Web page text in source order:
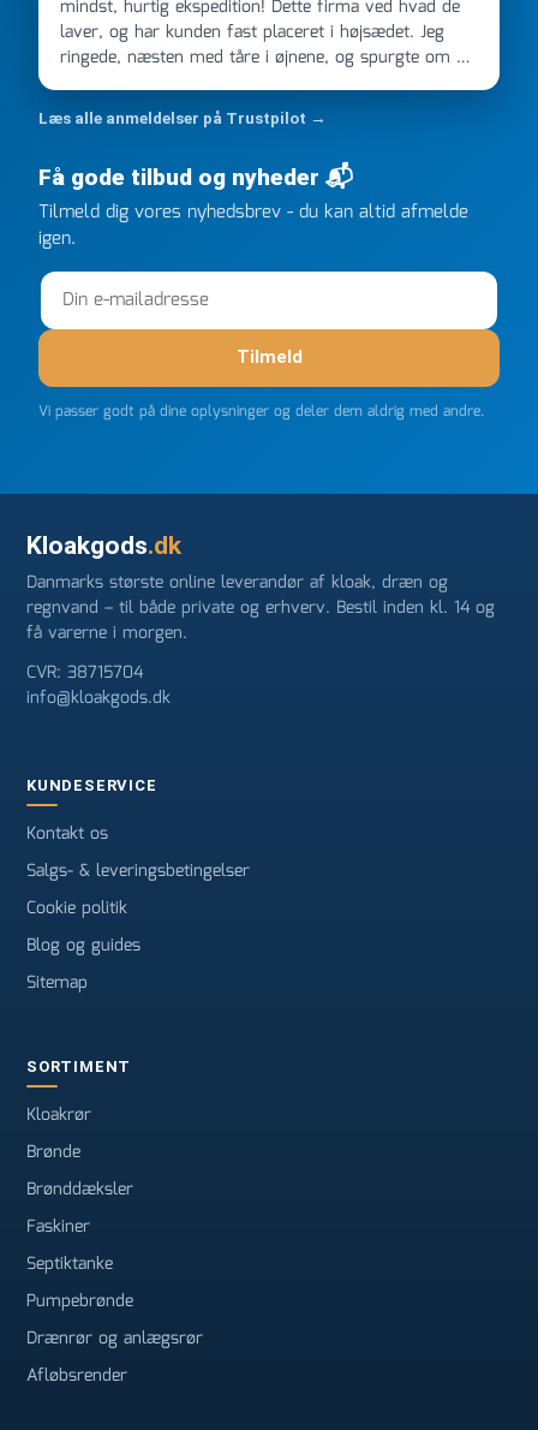
mindst, hurtig ekspedition! Dette firma ved hvad de
laver, og har kunden fast placeret i højsædet. Jeg
ringede, næsten med tåre i øjnene, og spurgte om de
kunne overholde en 2 måneder gammel aftale. Jeg
ringede onsdag kl 16, og min store ordre kom dagen
efter kl 6.45! Kan slet ikke få armene ned, og næste
gang jeg skal bruge noget, vil jeg ringe til dem
FØRST. De varmeste og venligste hilsner fra Rene
Læs alle anmeldelser på Trustpilot →
Få gode tilbud og nyheder 📬
Tilmeld dig vores nyhedsbrev - du kan altid afmelde
igen.
Tilmeld
Vi passer godt på dine oplysninger og deler dem aldrig med andre.
Kloakgods.dk
Danmarks største online leverandør af kloak, dræn og
regnvand – til både private og erhverv. Bestil inden kl. 14 og
få varerne i morgen.
CVR: 38715704
info@kloakgods.dk
KUNDESERVICE
Kontakt os
Salgs- & leveringsbetingelser
Cookie politik
Blog og guides
Sitemap
SORTIMENT
Kloakrør
Brønde
Brønddæksler
Faskiner
Septiktanke
Pumpebrønde
Drænrør og anlægsrør
Afløbsrender